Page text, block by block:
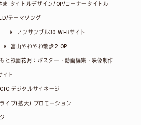
タイトルデザイン/OP/コーナータイトル
テーマソング
アンサンブル30 WEBサイト
富山やわやわ散歩2 OP
と祇園花月：ポスター・動画編集・映像制作
イト
デジタルサイネージ
イブ(拡大) プロモーション